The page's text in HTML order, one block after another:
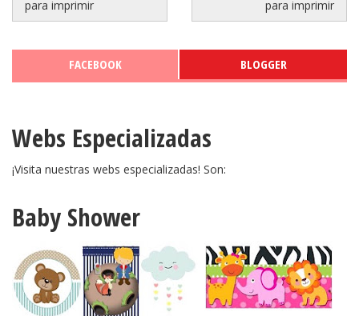
para imprimir para imprimir
FACEBOOK BLOGGER
Webs Especializadas
¡Visita nuestras webs especializadas! Son:
Baby Shower